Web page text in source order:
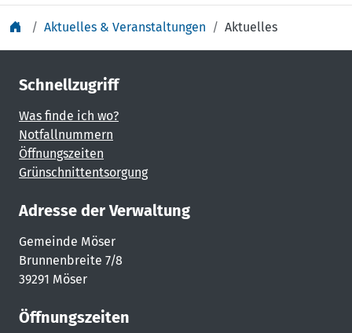
Aktuelles & Veranstaltungen Aktuelles
Schnellzugriff
Was finde ich wo?
Notfallnummern
Öffnungszeiten
Grünschnittentsorgung
Adresse der Verwaltung
Gemeinde Möser
Brunnenbreite 7/8
39291 Möser
Öffnungszeiten